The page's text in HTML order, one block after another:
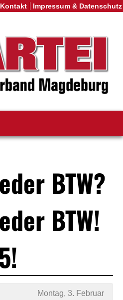
BTW?
BTW!
Montag, 3. Februar
Kontakt Impressum & Datenschutz